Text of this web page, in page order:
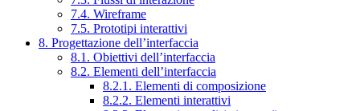
7.4. Wireframe
7.5. Prototipi interattivi
8. Progettazione dell’interfaccia
8.1. Obiettivi dell’interfaccia
8.2. Elementi dell’interfaccia
8.2.1. Elementi di composizione
8.2.2. Elementi interattivi